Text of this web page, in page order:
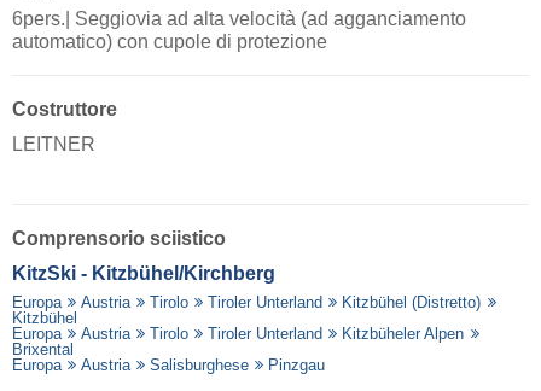
6pers.| Seggiovia ad alta velocità (ad agganciamento
automatico) con cupole di protezione
Costruttore
LEITNER
Comprensorio sciistico
KitzSki - Kitzbühel/​Kirchberg
Europa Austria Tirolo Tiroler Unterland
Kitzbühel (Distretto)
Kitzbühel
Europa
Austria Tirolo Tiroler Unterland
Kitzbüheler Alpen
Brixental
Europa
Austria Salisburghese Pinzgau